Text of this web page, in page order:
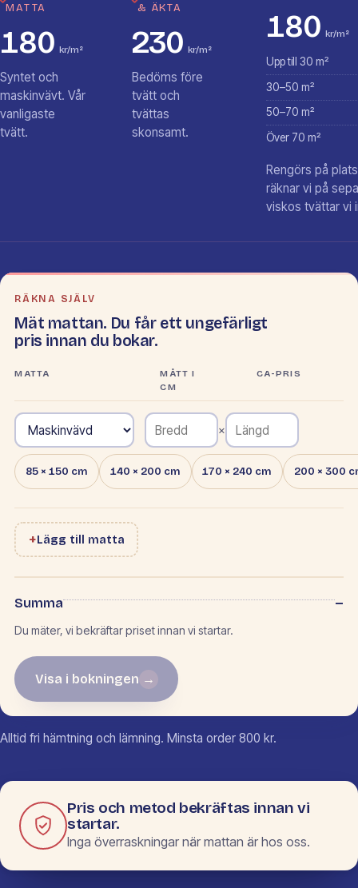
MATTA
180 kr/m²
Syntet och
maskinvävt. Vår
vanligaste
tvätt.
& ÄKTA
230 kr/m²
Bedöms före
tvätt och
tvättas
skonsamt.
180 kr/m²
Upp till 30 m²
30–50 m²
50–70 m²
Över 70 m²
Rengörs på
räknar vi på
viskos tvättar vi
RÄKNA SJÄLV
Mät mattan. Du får ett ungefärligt
pris innan du bokar.
MATTA
MÅTT I
CM
CA-PRIS
×
85 × 150 cm 140 × 200 cm 170 × 240 cm 200 × 300
+Lägg till matta
Summa –
Du mäter, vi bekräftar priset innan vi startar.
Visa i bokningen →
Alltid fri hämtning och lämning. Minsta order 800 kr.
Pris och metod bekräftas innan vi
startar.
Inga överraskningar när mattan är hos oss.